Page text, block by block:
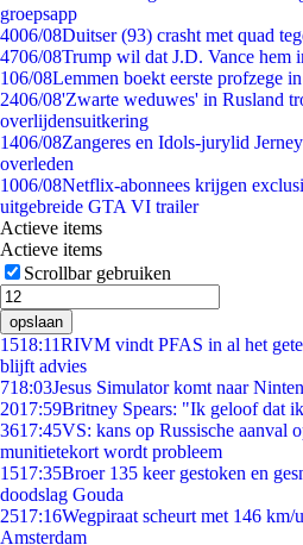
groepsapp
4006/08Duitser (93) crasht met quad
4706/08Trump wil dat J.D. Vance hem
106/08Lemmen boekt eerste profzege
2406/08'Zwarte weduwes' in Rusland
overlijdensuitkering
1406/08Zangeres en Idols-jurylid
overleden
1006/08Netflix-abonnees krijgen
uitgebreide GTA VI trailer
Actieve items
Actieve items
Scrollbar gebruiken
opslaan
1518:11RIVM vindt PFAS in al het
blijft advies
718:03Jesus Simulator komt naar
2017:59Britney Spears: "Ik geloof dat
3617:45VS: kans op Russische aanval
munitietekort wordt probleem
1517:35Broer 135 keer gestoken en
doodslag Gouda
2517:16Wegpiraat scheurt met 146 km/
Amsterdam